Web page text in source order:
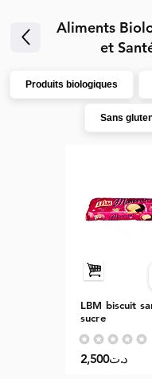
Aliments
et
Produits biologiques
Sans
LBM biscuit
sucre
Aucune note pour le moment
2,500د.ت